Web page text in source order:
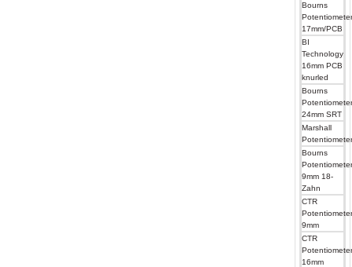
Bourns
17mm/PCB
BI
Technology
16mm PCB
knurled
Bourns
24mm SRT
Marshall
Bourns
9mm 18-
Zahn
CTR
9mm
CTR
16mm